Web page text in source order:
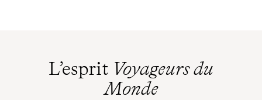
L’esprit Voyageurs du
Monde